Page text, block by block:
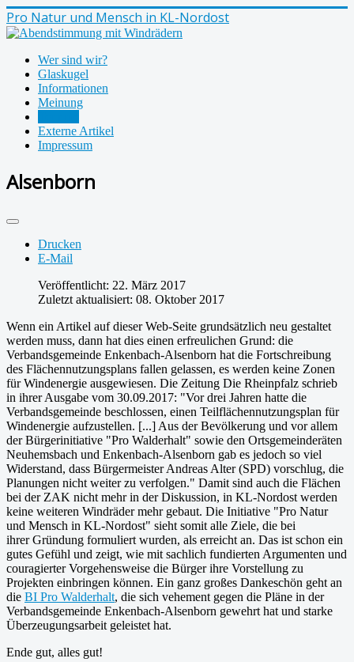
Pro Natur und Mensch in KL-Nordost
Wer sind wir?
Glaskugel
Informationen
Meinung
Externe Artikel
Impressum
Alsenborn
Drucken
E-Mail
Veröffentlicht: 22. März 2017
Zuletzt aktualisiert: 08. Oktober 2017
Wenn ein Artikel auf dieser Web-Seite grundsätzlich neu gestaltet
werden muss, dann hat dies einen erfreulichen Grund: die
Verbandsgemeinde Enkenbach-Alsenborn hat die Fortschreibung
des Flächennutzungsplans fallen gelassen, es werden keine Zonen
für Windenergie ausgewiesen. Die Zeitung Die Rheinpfalz schrieb
in ihrer Ausgabe vom 30.09.2017: "Vor drei Jahren hatte die
Verbandsgemeinde beschlossen, einen Teilflächennutzungsplan für
Windenergie aufzustellen. [...] Aus der Bevölkerung und vor allem
der Bürgerinitiative "Pro Walderhalt" sowie den Ortsgemeinderäten
Neuhemsbach und Enkenbach-Alsenborn gab es jedoch so viel
Widerstand, dass Bürgermeister Andreas Alter (SPD) vorschlug, die
Planungen nicht weiter zu verfolgen." Damit sind auch die Flächen
bei der ZAK nicht mehr in der Diskussion, in KL-Nordost werden
keine weiteren Windräder mehr gebaut. Die Initiative "Pro Natur
und Mensch in KL-Nordost" sieht somit alle Ziele, die bei
ihrer Gründung formuliert wurden, als erreicht an. Das ist schon ein
gutes Gefühl und zeigt, wie mit sachlich fundierten Argumenten und
couragierter Vorgehensweise die Bürger ihre Vorstellung zu
Projekten einbringen können. Ein ganz großes Dankeschön geht an
die BI Pro Walderhalt, die sich vehement gegen die Pläne in der
Verbandsgemeinde Enkenbach-Alsenborn gewehrt hat und starke
Überzeugungsarbeit geleistet hat.
Ende gut, alles gut!